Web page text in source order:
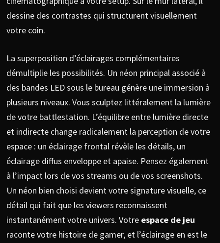
dessine des contrastes qui structurent visuellement
votre coin.
La superposition d’éclairages complémentaires
démultiplie les possibilités. Un néon principal associé à
des bandes LED sous le bureau génère une immersion à
plusieurs niveaux. Vous sculptez littéralement la lumière
de votre battlestation. L’équilibre entre lumière directe
et indirecte change radicalement la perception de votre
espace : un éclairage frontal révèle les détails, un
éclairage diffus enveloppe et apaise. Pensez également
à l’impact lors de vos streams ou de vos screenshots.
Un néon bien choisi devient votre signature visuelle, ce
détail qui fait que les viewers reconnaissent
instantanément votre univers. Votre espace de jeu
raconte votre histoire de gamer, et l’éclairage en est le